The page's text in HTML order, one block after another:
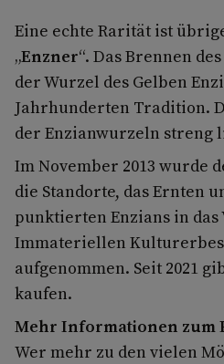
Eine echte Rarität ist
„Enzner“. Das Brennen
der Wurzel des Gelben
Jahrhunderten Tradition.
der Enzianwurzeln streng
Im November 2013 wurde
die Standorte, das Ernten
punktierten Enzians in das
Immateriellen
aufgenommen. Seit 2021
kaufen.
Mehr Informationen zum
Wer mehr zu den vielen